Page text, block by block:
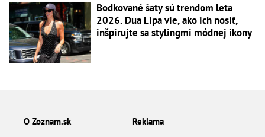
Bodkované šaty sú trendom leta
2026. Dua Lipa vie, ako ich nosiť,
inšpirujte sa stylingmi módnej ikony
O Zoznam.sk Reklama